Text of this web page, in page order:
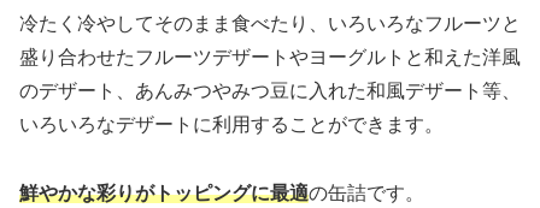
冷たく冷やしてそのまま食べたり、いろいろなフルーツと
盛り合わせたフルーツデザートやヨーグルトと和えた洋風
のデザート、あんみつやみつ豆に入れた和風デザート等、
いろいろなデザートに利用することができます。
鮮やかな彩りがトッピングに最適の缶詰です。